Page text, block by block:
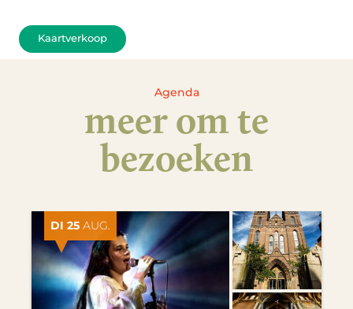
Kaartverkoop
Agenda
meer om te
bezoeken
DI 25 AUG.